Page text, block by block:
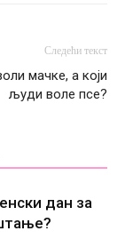
Следећи текст
мачке, а који
људи воле псе?
дан за